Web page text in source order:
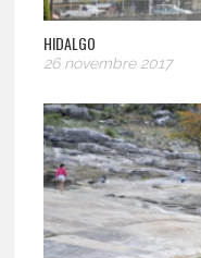
HIDALGO
26 novembre 2017